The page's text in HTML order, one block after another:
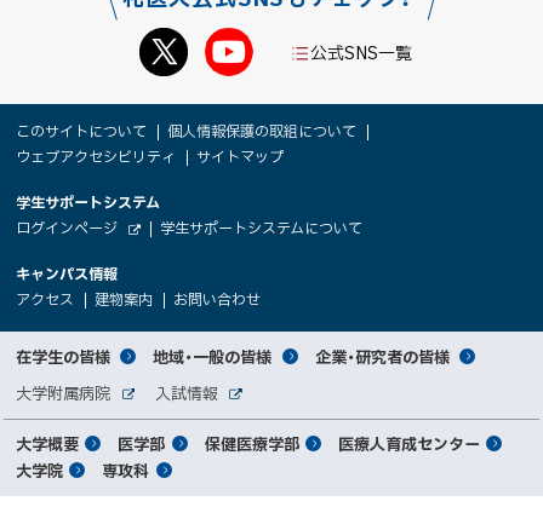
公式SNS一覧
サ
イ
ト
報
このサイトについて
個人情報保護の取組について
ウェブアクセシビリティ
サイトマップ
大
学
関
者
向
け
学生サポートシステム
ログインページ
イ
ト
（
新
ィ
ド
ウ
で
開
き
ま
す
学生サポートシステムについて
キャンパス情報
アクセス
（
新
規
ウ
ィ
ン
ド
ウ
で
開
き
ま
建物案内
（
新
規
ウ
ィ
ン
ド
ウ
で
き
ま
お問い合わせ
規
ウ
ィ
ウ
で
開
ま
サ
イ
ト
マ
対
象
者
別
メ
在学生の皆様 地域・一般の皆様 企業・研究者の皆様
関
連
サ
大学附属病院
サ
イ
ト
入試情報
サ
メ
イ
大学概要 医学部 保健医療学部
医療人育成センター
大学院
専攻科